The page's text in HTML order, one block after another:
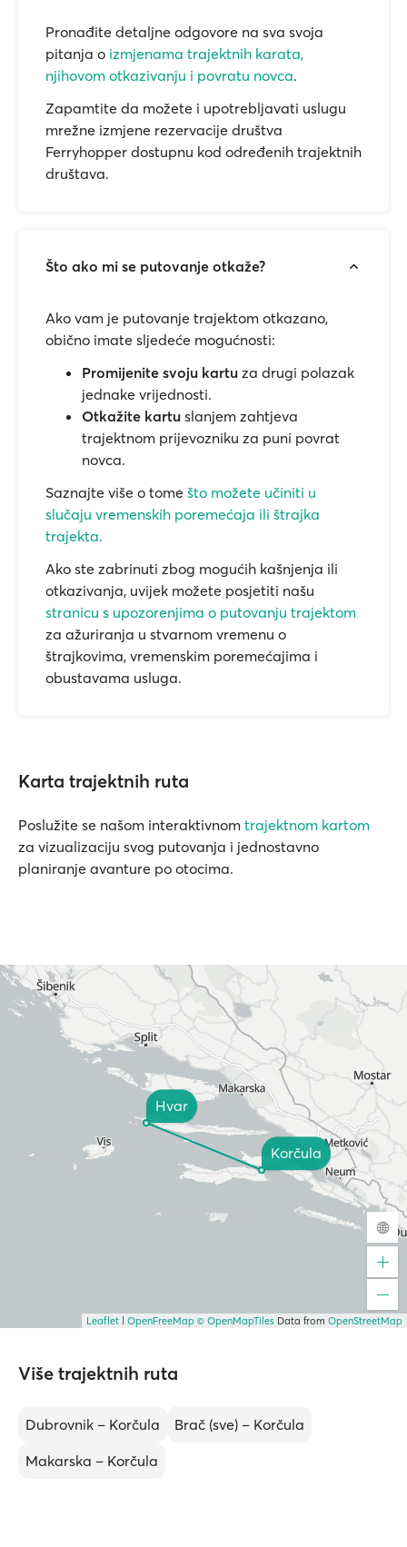
Pronađite detaljne odgovore na sva svoja
pitanja o izmjenama trajektnih karata,
njihovom otkazivanju i povratu novca.
Zapamtite da možete i upotrebljavati uslugu
mrežne izmjene rezervacije društva
Ferryhopper dostupnu kod određenih trajektnih
društava.
Što ako mi se putovanje otkaže?
Ako vam je putovanje trajektom otkazano,
obično imate sljedeće mogućnosti:
Promijenite svoju kartu za drugi polazak
jednake vrijednosti.
Otkažite kartu slanjem zahtjeva
trajektnom prijevozniku za puni povrat
novca.
Saznajte više o tome što možete učiniti u
slučaju vremenskih poremećaja ili štrajka
trajekta.
Ako ste zabrinuti zbog mogućih kašnjenja ili
otkazivanja, uvijek možete posjetiti našu
stranicu s upozorenjima o putovanju trajektom
za ažuriranja u stvarnom vremenu o
štrajkovima, vremenskim poremećajima i
obustavama usluga.
Karta trajektnih ruta
Poslužite se našom interaktivnom trajektnom kartom
za vizualizaciju svog putovanja i jednostavno
planiranje avanture po otocima.
Hvar
Korčula
Leaflet OpenFreeMap © OpenMapTiles Data from OpenStreetMap
Više trajektnih ruta
Dubrovnik – Korčula
Brač (sve) – Korčula
Makarska – Korčula